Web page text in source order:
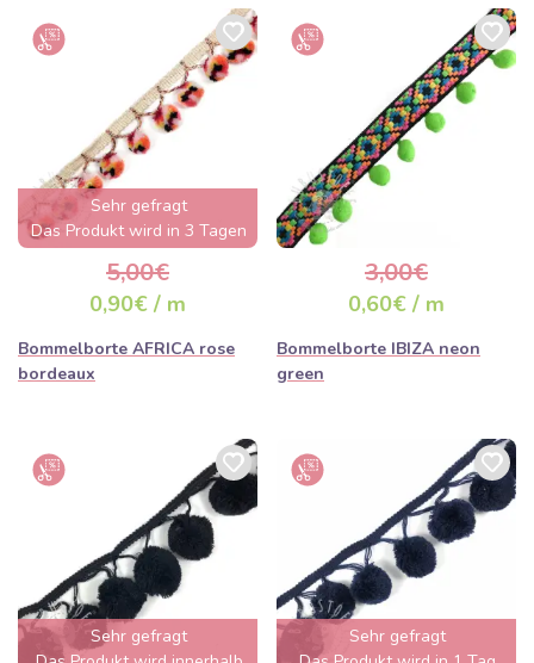
Sehr gefragt
Das Produkt wird in 3 Tagen
ausverkauft sein
5,00€
0,90€ / m
Bommelborte AFRICA rose
bordeaux
3,00€
0,60€ / m
Bommelborte IBIZA neon
green
Sehr gefragt
Sehr gefragt